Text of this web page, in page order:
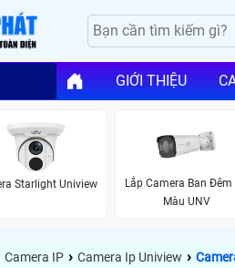
GIỚI THIỆU
Starlight Uniview
Lắp Camera Ban Đêm
Màu UNV
Camera IP › Camera Ip Uniview ›